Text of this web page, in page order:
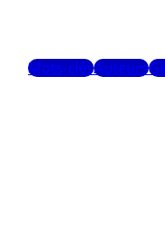
Mots-clésAuteurs